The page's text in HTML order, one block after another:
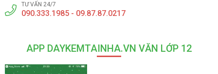
TƯ VẤN 24/7
090.333.1985 - 09.87.87.0217
APP DAYKEMTAINHA.VN VĂN LỚP 12